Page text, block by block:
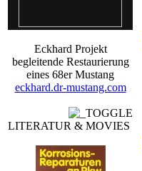
Eckhard Projekt
begleitende Restaurierung
eines 68er Mustang
eckhard.dr-mustang.com
LITERATUR & MOVIES